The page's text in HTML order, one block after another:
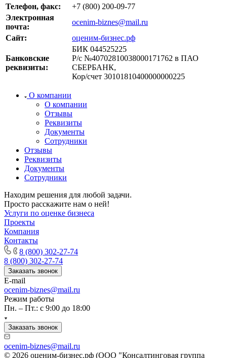
Телефон, факс:
+7 (800) 200-09-77
Электронная
почта:
ocenim-biznes@mail.ru
Сайт:
оценим-бизнес.рф
Банковские
реквизиты:
БИК 044525225
Р/с №40702810038000171762 в ПАО
СБЕРБАНК,
Кор/счет 30101810400000000225
О компании
О компании
Отзывы
Реквизиты
Документы
Сотрудники
Отзывы
Реквизиты
Документы
Сотрудники
Находим решения для любой задачи.
Просто расскажите нам о ней!
Услуги по оценке бизнеса
Проекты
Компания
Контакты
8 (800) 302-27-74
8 (800) 302-27-74
Заказать звонок
E-mail
ocenim-biznes@mail.ru
Режим работы
Пн. – Пт.: с 9:00 до 18:00
Заказать звонок
ocenim-biznes@mail.ru
© 2026 оценим-бизнес.рф (ООО "Консалтинговая группа
Всеволожск
Выборг
Выкса
Вязники
Вязьма
Вятские Поляны
Геленджик
Горно-Алтайск
Городец
Горячий Ключ
Грозный
Губкин
Губкинский
Гуково
Гулькевичи
Гусев
Гусь-Хрустальный
Дедовск
Дербент
Джанкой
Дзержинск
Дзержинский
Димитровград
Дмитров
Долгопрудный